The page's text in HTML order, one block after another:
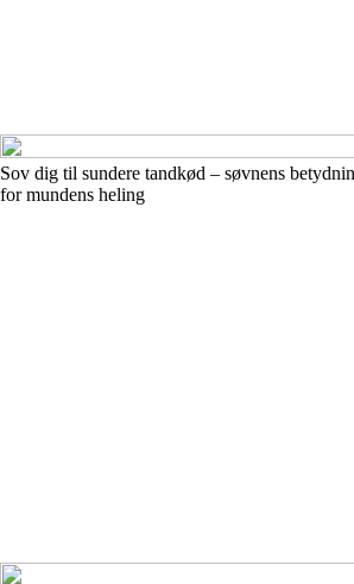
Sov dig til sundere tandkød – søvnens
for mundens heling